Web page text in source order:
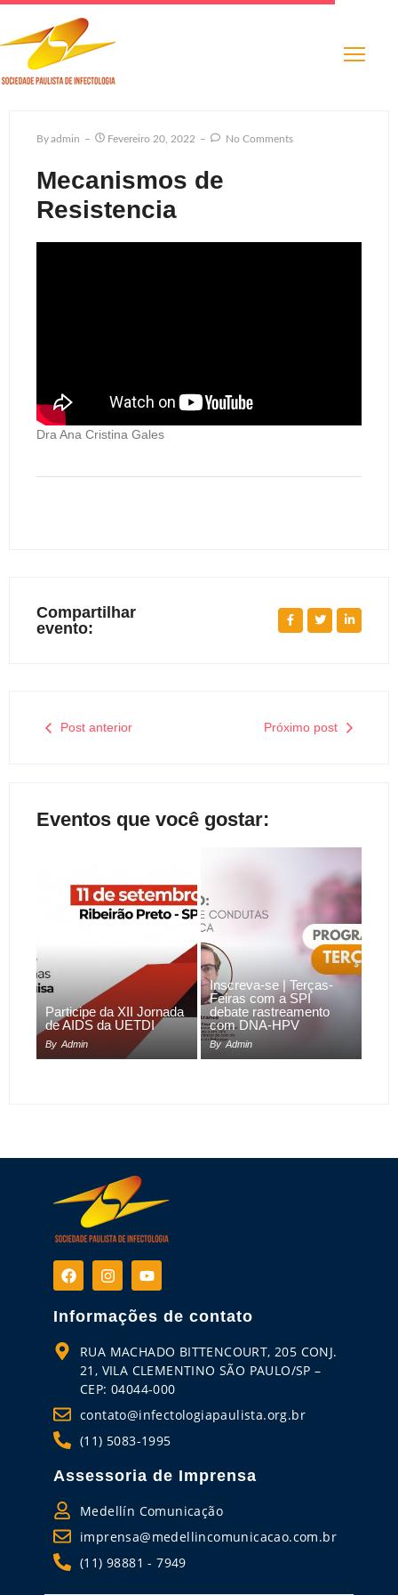
ByAdmin Fevereiro 20, 2022 No Comments
Mecanismos de
Resistencia
Dra Ana Cristina Gales
Compartilhar
evento:
Post anterior Próximo post
Eventos que você gostar:
Participe da XII Jornada
de AIDS da UETDI
By Admin
Inscreva-se | Terças-
Feiras com a SPI
debate rastreamento
com DNA-HPV
By Admin
Informações de contato
RUA MACHADO BITTENCOURT, 205 CONJ.
21, VILA CLEMENTINO SÃO PAULO/SP –
CEP: 04044-000
contato@infectologiapaulista.org.br
(11) 5083-1995
Assessoria de Imprensa
Medellín Comunicação
imprensa@medellincomunicacao.com.br
(11) 98881 - 7949